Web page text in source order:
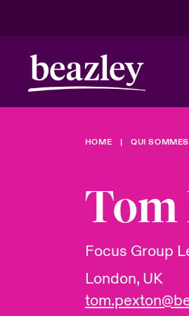
Qui sommes-nous ?
Dernières Actualités
Espace assurés
HOME QUI
Tom
Focus Group
London, UK